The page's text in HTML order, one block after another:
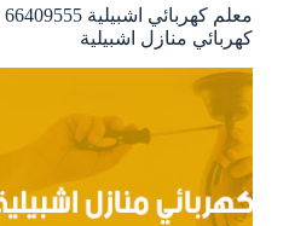
كهربائي منازل اشبيلية